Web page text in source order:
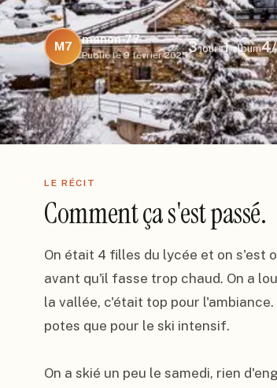
M7
manon-77
Publié le 9 février 2025
3jours1album4
LE RÉCIT
Comment ça s'est passé.
On était 4 filles du lycée et on s'est
avant qu'il fasse trop chaud. On a
la vallée, c'était top pour
potes que pour le ski intensif.
On a skié un peu le samedi, rien